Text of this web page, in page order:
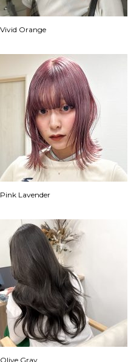
Vivid Orange
Pink Lavender
Olive Gray